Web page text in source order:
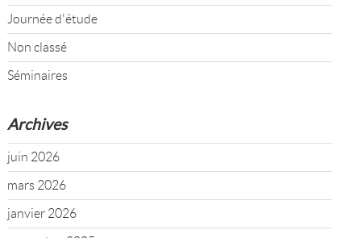
Journée d'étude
Non classé
Séminaires
Archives
juin 2026
mars 2026
janvier 2026